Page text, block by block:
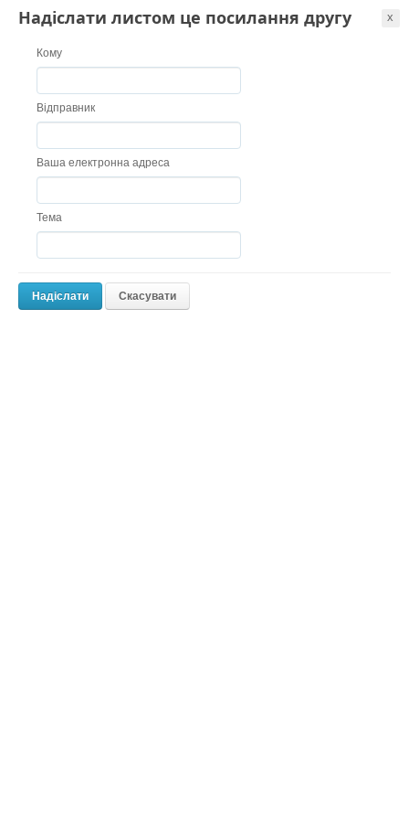
Надіслати листом це посилання другу
Кому
Відправник
Ваша електронна адреса
Тема
Надіслати Скасувати